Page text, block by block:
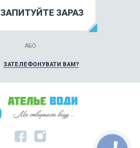
ЗАПИТУЙТЕ ЗАРАЗ
АБО
ЗАТЕЛЕФОНУВАТИ ВАМ?